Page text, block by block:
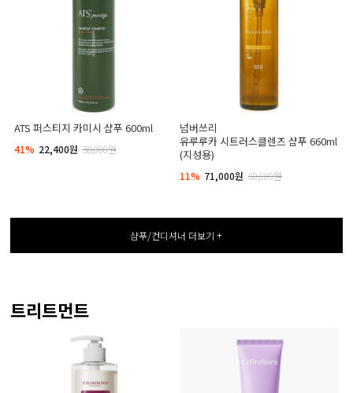
ATS 퍼스티지 카미시 샴푸 600ml
41% 22,400원 38,000원
넘버쓰리
유루루카 시트러스클렌즈 샴푸 660ml
(지성용)
11% 71,000원 80,000원
샴푸/컨디셔너 더보기 +
트리트먼트